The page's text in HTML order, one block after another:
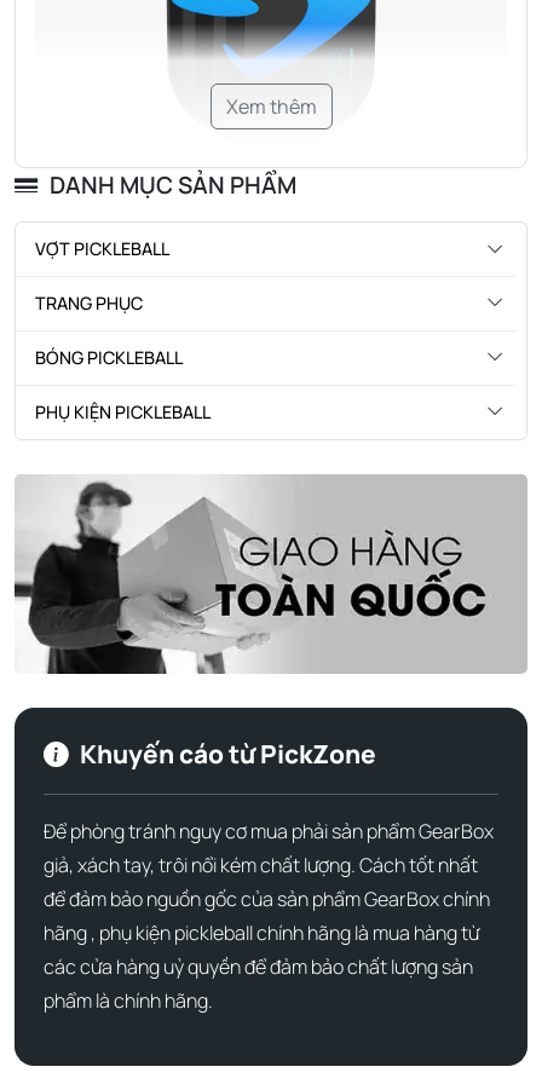
Với thiết kế dày hơn 14mm, cây vợt này mang lại sự ổn định
vượt trội mà không ảnh hưởng đến khả năng điều khiển.
Hiệu suất linh hoạt của nó được điều chỉnh liền mạch,
mang lại khả năng kiểm soát chính xác cho những cú đánh
bóng ngắn và chạm bóng, đồng thời giải phóng sức mạnh
ấn tượng cho những cú giao bóng, phát bóng và đánh
bóng cuối sân. Mặt vợt có kết cấu tạo thêm độ xoáy và lực
cắn bóng đáng chú ý, mang đến cho bạn lợi thế cạnh
tranh.
Xem thêm
DANH MỤC SẢN PHẨM
VỢT PICKLEBALL
TRANG PHỤC
BÓNG PICKLEBALL
PHỤ KIỆN PICKLEBALL
Khuyến cáo từ PickZone
Để phòng tránh nguy cơ mua phải sản phẩm GearBox
giả, xách tay, trôi nổi kém chất lượng. Cách tốt nhất
để đảm bảo nguồn gốc của sản phẩm GearBox chính
hãng , phụ kiện pickleball chính hãng là mua hàng từ
các cửa hàng uỷ quyền để đảm bảo chất lượng sản
phẩm là chính hãng.